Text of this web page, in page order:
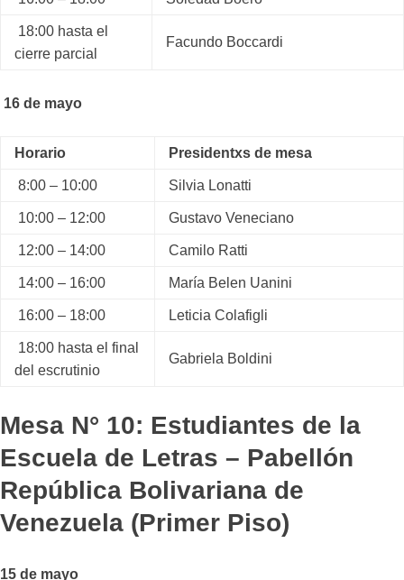
18:00 hasta el
cierre parcial
Facundo Boccardi
16 de mayo
Horario Presidentxs de mesa
8:00 – 10:00 Silvia Lonatti
10:00 – 12:00 Gustavo Veneciano
12:00 – 14:00 Camilo Ratti
14:00 – 16:00 María Belen Uanini
16:00 – 18:00 Leticia Colafigli
18:00 hasta el final
del escrutinio
Gabriela Boldini
Mesa N° 10: Estudiantes de la
Escuela de Letras – Pabellón
República Bolivariana de
Venezuela (Primer Piso)
15 de mayo